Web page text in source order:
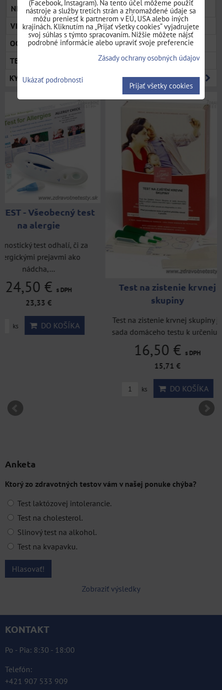
NITRILOVÉ RUKAVICE VEĽKOSŤ XL
VINYLOVÉ RUKAVICE
OCHRANNÉ ODEVY
TESTY COVID-19
KYSLÍKOVÁ TERAPIA
Test na zistenie krvnej
skupiny
Test na zistenie krvnej skupiny je
sada domáceho testu k určeniu...
Hepatitída C
OraQuick
Rýchly a bezpečný
zistenie vírusu
25,83 €s
24,60 €
36,90 €s DPH Zľava
ks
Anketa
Ktorý zo zdravotných testov vám v našej ponuke chýba?
Test laktózovej intolerancie.
Test na cholesterol.
Slinový test na alkohol.
Test na kvapavku.
Hlasovať!
Zobraziť výsledky
KONTAKT
Po - Pia: 8:30 - 18:00
Telefón:
+421 907 533 909
(Facebook, Instagram). Na tento účel môžeme použiť
nástroje a služby tretích strán a zhromaždené údaje sa
môžu preniesť k partnerom v EÚ, USA alebo iných
krajinách. Kliknutím na „Prijať všetky cookies“ vyjadrujete
svoj súhlas s týmto spracovaním. Nižšie môžete nájsť
podrobné informácie alebo upraviť svoje preferencie
Zásady ochrany osobných údajov
Ukázať podrobnosti
Prijať všetky cookies